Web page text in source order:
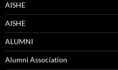
AISHE
AISHE
ALUMNI
Alumni Association